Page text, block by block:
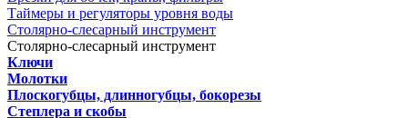
Таймеры и регуляторы уровня воды
Столярно-слесарный инструмент
Столярно-слесарный инструмент
Ключи
Молотки
Плоскогубцы, длинногубцы, бокорезы
Степлера и скобы